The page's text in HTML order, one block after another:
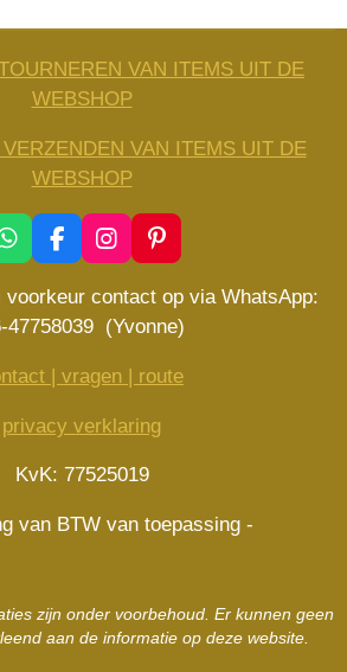
VAN ITEMS UIT DE
WEBSHOP
VAN ITEMS UIT DE
WEBSHOP
W
h
a
s
p
F
a
c
e
b
o
I
n
s
t
a
r
m
P
i
n
e
e
t
voorkeur contact op via WhatsApp:
47758039 (Yvonne)
| vragen | route
privacy verklaring
KvK: 77525019
van BTW van toepassing -
zijn onder voorbehoud. Er kunnen geen
aan de informatie op deze website.